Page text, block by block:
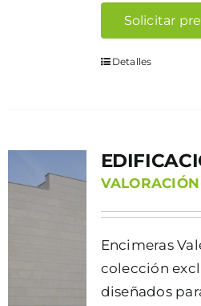
Solicitar
Detalles
VALORACIÓN
Encimeras
colección
diseñados